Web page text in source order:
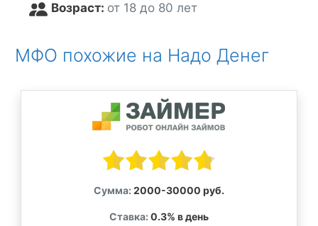
Возраст: от 18 до 80 лет
МФО похожие на Надо Денег
Сумма: 2000-30000 руб.
Ставка: 0.3% в день